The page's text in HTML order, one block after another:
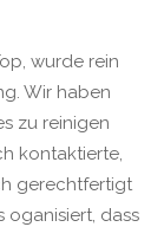
wurde rein
Wir haben
zu reinigen
kontaktierte,
gerechtfertigt
oganisiert, dass